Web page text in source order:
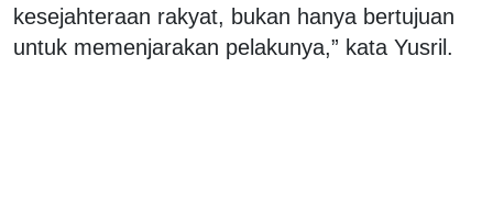
kesejahteraan rakyat, bukan hanya bertujuan
untuk memenjarakan pelakunya,” kata Yusril.